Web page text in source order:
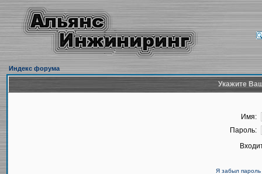
Индекс форума
Укажите
Имя:
Пароль:
Я забыл пароль